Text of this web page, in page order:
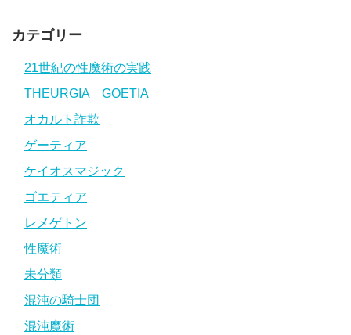
カテゴリー
21世紀の性魔術の実践
THEURGIA GOETIA
オカルト詐欺
ゲーティア
ケイオスマジック
ゴエティア
レメゲトン
性魔術
未分類
混沌の騎士団
混沌魔術